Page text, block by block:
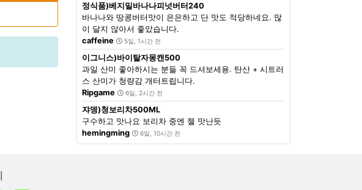
정식품)베지밀바나나피넛버터240
바나나와 땅콩버터맛이 은은하고 단 맛도 적당하네요. 많
이 달지 않아서 좋았습니다.
caffeine
5일, 1시간 전
이그니스)바이탈자몽캔500
과일 산미 좋아하시는 분들 꼭 드셔보세용. 탄산 + 시트러
스 산미가 청량감 개터트립니다.
Ripgame
6일, 2시간 전
쟈뎅)청보리차500ML
구수하고 맛나요 보리차 중엔 젤 맛난듯
hemingming
6일, 10시간 전